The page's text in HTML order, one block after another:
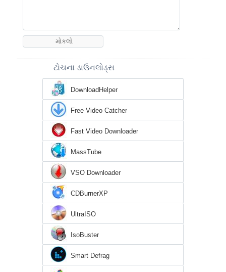
ટોચના ડાઉનલોડ્સ
DownloadHelper
Free Video Catcher
Fast Video Downloader
MassTube
VSO Downloader
CDBurnerXP
UltraISO
IsoBuster
Smart Defrag